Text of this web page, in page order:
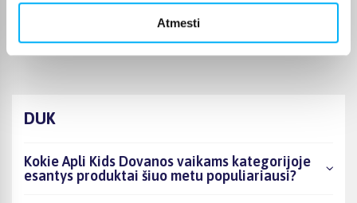
Atmesti
Patvirtintas pirkėjas
DUK
Kokie Apli Kids Dovanos vaikams kategorijoje
esantys produktai šiuo metu populiariausi?